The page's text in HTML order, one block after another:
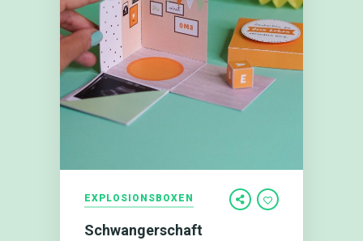
EXPLOSIONSBOXEN
Schwangerschaft